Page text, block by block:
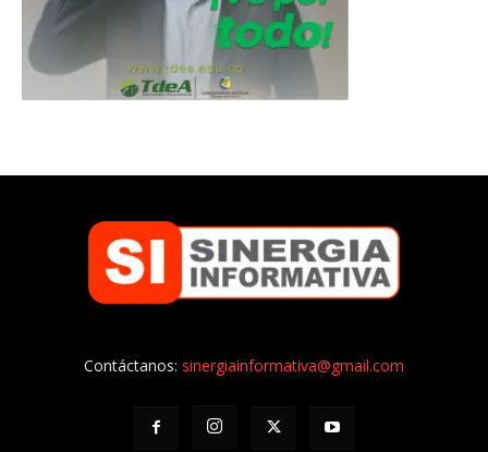
Contáctanos: sinergiainformativa@gmail.com